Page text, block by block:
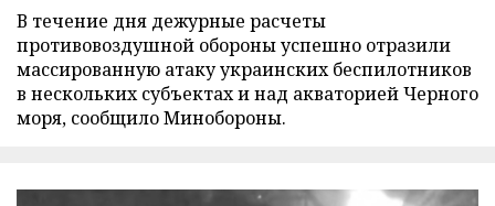
В течение дня дежурные расчеты
противовоздушной обороны успешно отразили
массированную атаку украинских беспилотников
в нескольких субъектах и над акваторией Черного
моря, сообщило Минобороны.